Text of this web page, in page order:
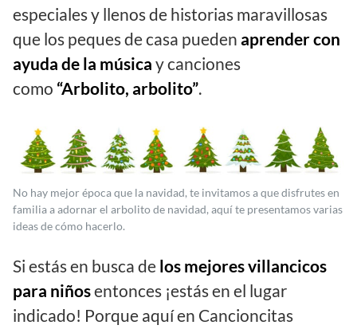
especiales y llenos de historias maravillosas
que los peques de casa pueden aprender con
ayuda de la música y canciones
como “Arbolito, arbolito”.
No hay mejor época que la navidad, te invitamos a que disfrutes en
familia a adornar el arbolito de navidad, aquí te presentamos varias
ideas de cómo hacerlo.
Si estás en busca de los mejores villancicos
para niñosentonces ¡estás en el lugar
indicado! Porque aquí en Cancioncitas